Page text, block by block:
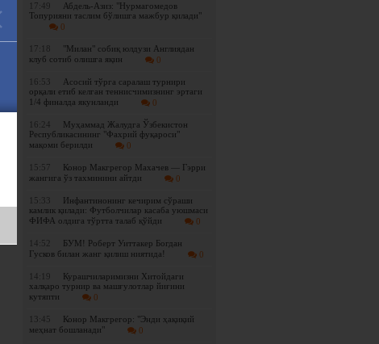
17:49
Абдель-Азиз: "Нурмагомедов
Топурияни таслим бўлишга мажбур қилади"
0
17:18
"Милан" собиқ юлдузи Англиядан
клуб сотиб олишга яқин
0
16:53
Асосий тўрга саралаш турнири
орқали етиб келган теннисчимизнинг эртаги
1/4 финалда якунланди
0
16:24
Муҳаммад Жалудга Ўзбекистон
Республикасининг "Фахрий фуқароси"
мақоми берилди
0
15:57
Конор Макгрегор Махачев — Гэрри
жангига ўз тахминини айтди
0
15:33
Инфантинонинг кечирим сўраши
камлик қилади: Футболчилар касаба уюшмаси
ФИФА олдига тўртта талаб қўйди
0
14:52
БУМ! Роберт Уиттакер Богдан
Гусков билан жанг қилиш ниятида!
0
14:19
Курашчиларимизни Хитойдаги
халқаро турнир ва машғулотлар йиғини
кутяпти
0
13:45
Конор Макгрегор: "Энди ҳақиқий
меҳнат бошланади"
0